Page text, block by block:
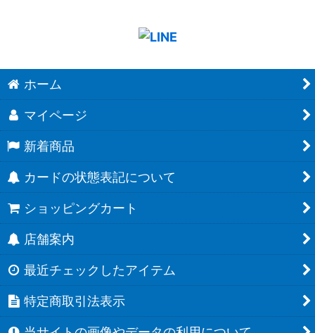
ホーム
マイページ
新着商品
カードの状態表記について
ショッピングカート
店舗案内
最近チェックしたアイテム
特定商取引法表示